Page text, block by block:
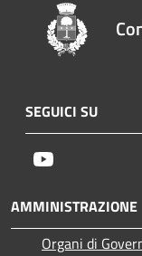
SEGUICI SU
AMMINISTRAZIONE
Organi di